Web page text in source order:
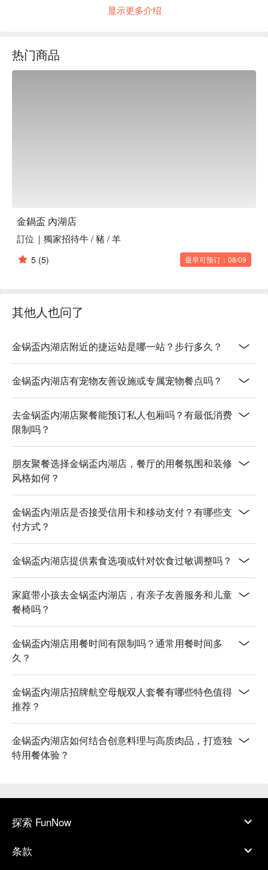
松、热闹又现代，搭配时髦的工业风装潢，空间宽敞而不做
在地人都超爱这里，原因只有一个：品质！金鍋盃主打经典的
家甚至为毛小孩提供专属餐点和独立的烹饪锅具！
🍽️ 口碑必吃
招牌航空母舰双人套餐 | 超震撼的豪华海陆拼盘，份量十足，
验。
安格斯无骨牛小排 | 经典部位，柔嫩度与牛肉风味完美平衡。
滑，超赞！
💡 FunNow 懂吃笔记：本推荐由 AI 汇整网络热门口碑。（贴
心提醒：若包含酒精饮品，请理性饮酒｜过量饮酒，有害健
康）
显示更多介绍
热门商品
金鍋盃 內湖店
訂位｜獨家招待牛 / 豬 / 羊
5 (5) 最早可预订：08/09
其他人也问了
金锅盃内湖店附近的捷运站是哪一站？步行多久？
金锅盃内湖店有宠物友善设施或专属宠物餐点吗？
去金锅盃内湖店聚餐能预订私人包厢吗？有最低消费
限制吗？
朋友聚餐选择金锅盃内湖店，餐厅的用餐氛围和装修
风格如何？
金锅盃内湖店是否接受信用卡和移动支付？有哪些支
付方式？
金锅盃内湖店提供素食选项或针对饮食过敏调整吗？
家庭带小孩去金锅盃内湖店，有亲子友善服务和儿童
餐椅吗？
金锅盃内湖店用餐时间有限制吗？通常用餐时间多
久？
金锅盃内湖店招牌航空母舰双人套餐有哪些特色值得
推荐？
金锅盃内湖店如何结合创意料理与高质肉品，打造独
特用餐体验？
探索 FunNow
条款